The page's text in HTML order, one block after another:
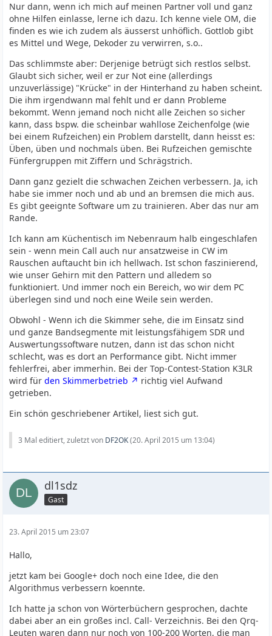
Nur dann, wenn ich mich auf meinen Partner voll und ganz
ohne Hilfen einlasse, lerne ich dazu. Ich kenne viele OM, die
finden es wie ich zudem als äusserst unhöflich. Gottlob gibt
es Mittel und Wege, Dekoder zu verwirren, s.o..
Das schlimmste aber: Derjenige betrügt sich restlos selbst.
Glaubt sich sicher, weil er zur Not eine (allerdings
unzuverlässige) "Krücke" in der Hinterhand zu haben scheint.
Die ihm irgendwann mal fehlt und er dann Probleme
bekommt. Wenn jemand noch nicht alle Zeichen so sicher
kann, dass bspw. die scheinbar wahllose Zeichenfolge (wie
bei einem Rufzeichen) ein Problem darstellt, dann heisst es:
Üben, üben und nochmals üben. Bei Rufzeichen gemischte
Fünfergruppen mit Ziffern und Schrägstrich.
Dann ganz gezielt die schwachen Zeichen verbessern. Ja, ich
habe sie immer noch und ab und an bremsen die mich aus.
Es gibt geeignte Software um zu trainieren. Aber das nur am
Rande.
Ich kann am Küchentisch im Nebenraum halb eingeschlafen
sein - wenn mein Call auch nur ansatzweise in CW im
Rauschen auftaucht bin ich hellwach. Ist schon faszinierend,
wie unser Gehirn mit den Pattern und alledem so
funktioniert. Und immer noch ein Bereich, wo wir dem PC
überlegen sind und noch eine Weile sein werden.
Obwohl - Wenn ich die Skimmer sehe, die im Einsatz sind
und ganze Bandsegmente mit leistungsfähigem SDR und
Auswertungssoftware nutzen, dann ist das schon nicht
schlecht, was es dort an Performance gibt. Nicht immer
fehlerfrei, aber immerhin. Bei der Top-Contest-Station K3LR
wird fürden Skimmerbetrieb
richtig viel Aufwand
getrieben.
Ein schön geschriebener Artikel, liest sich gut.
3 Mal editiert, zuletzt von DF2OK(20. April 2015 um 13:04)
dl1sdz
Gast
23. April 2015 um 23:07
Hallo,
jetzt kam bei Google+ doch noch eine Idee, die den
Algorithmus verbessern koennte.
Ich hatte ja schon von Wörterbüchern gesprochen, dachte
dabei aber an ein großes incl. Call- Verzeichnis. Bei den Qrq-
Leuten waren dann nur noch von 100-200 Worten, die man